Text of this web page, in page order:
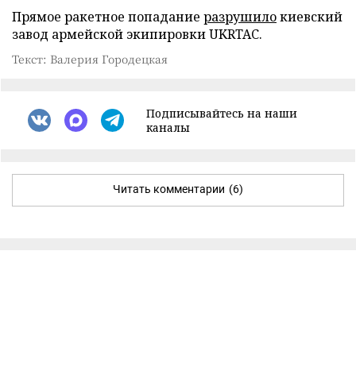
Прямое ракетное попадание разрушилокиевский
завод армейской экипировки UKRTAC.
Текст: Валерия Городецкая
Подписывайтесь на наши
каналы
Читать комментарии (6)